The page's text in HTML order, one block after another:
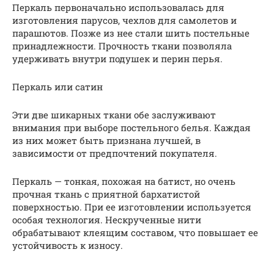
Перкаль первоначально использовалась для
изготовления парусов, чехлов для самолетов и
парашютов. Позже из нее стали шить постельные
принадлежности. Прочность ткани позволяла
удерживать внутри подушек и перин перья.
Перкаль или сатин
Эти две шикарных ткани обе заслуживают
внимания при выборе постельного белья. Каждая
из них может быть признана лучшей, в
зависимости от предпочтений покупателя.
Перкаль — тонкая, похожая на батист, но очень
прочная ткань с приятной бархатистой
поверхностью. При ее изготовлении используется
особая технология. Нескрученные нити
обрабатывают клеящим составом, что повышает ее
устойчивость к износу.